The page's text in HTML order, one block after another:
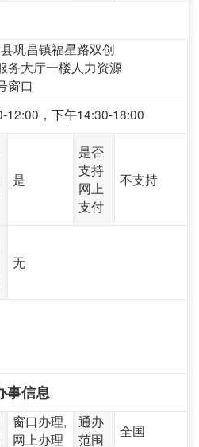
巩昌镇福星路双创
务大厅一楼人力资源
窗口
12:00，下午14:30-18:00
是
是否
支持
网上
支付
不支持
无
事信息
窗口办理,
网上办理
通办
范围
全国